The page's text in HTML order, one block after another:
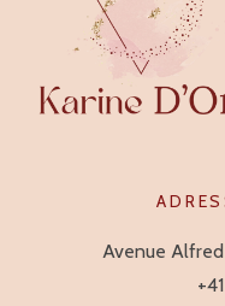
Avenue